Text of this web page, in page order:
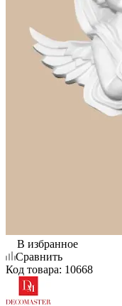
В избранное
Сравнить
Код товара: 10668